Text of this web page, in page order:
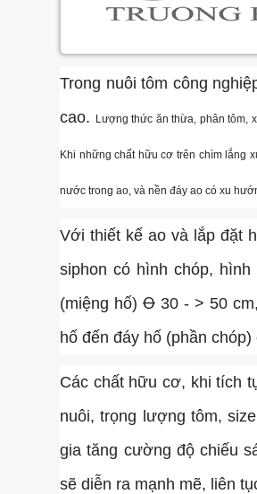
Trong nuôi tôm công
cao. Lượng thức ăn thừa, phân tôm,
Khi những chất hữu cơ trên chìm lắng
nước trong ao, và nền đáy ao có xu
Với thiết kế ao và lắp đặt
siphon có hình chóp,
(miệng hố) Ꝋ 30 - > 50
hố đến đáy hố (phần
Các chất hữu cơ, khi tích
nuôi, trọng lượng tôm,
gia tăng cường độ chiếu
sẽ diễn ra mạnh mẽ, liên